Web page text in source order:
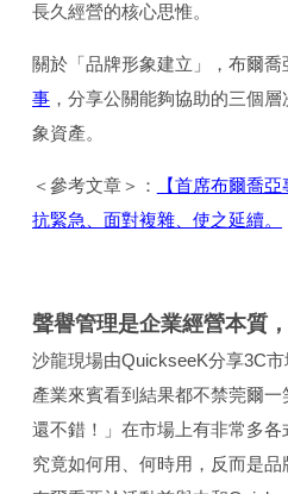
長久經營的核心思惟。
關於「品牌形象建立」，布爾喬
事，分享公關能夠協助的三個
象資產。
＜參考文章＞：
【首席布爾喬
抗緊急、面對複雜、使之延續。
聲譽管理是企業經營本質
沙龍現場由QuickseeK分享3C
產業來賓看到結果都不禁莞爾
還不錯！」在市場上有非常多
究竟如何用、何時用，反而是品